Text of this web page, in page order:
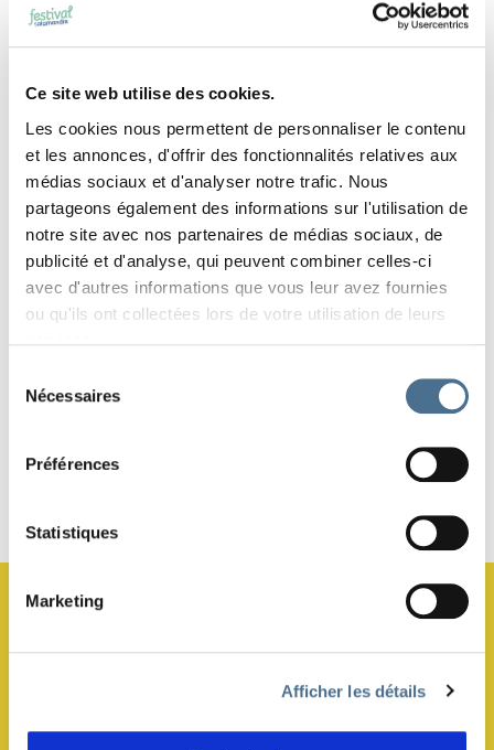
Ce site web utilise des cookies.
Les cookies nous permettent de personnaliser le contenu
et les annonces, d'offrir des fonctionnalités relatives aux
médias sociaux et d'analyser notre trafic. Nous
partageons également des informations sur l'utilisation de
notre site avec nos partenaires de médias sociaux, de
publicité et d'analyse, qui peuvent combiner celles-ci
avec d'autres informations que vous leur avez fournies
ou qu'ils ont collectées lors de votre utilisation de leurs
Nécessaires
Préférences
Statistiques
Marketing
Afficher les détails
QUEL EST LE SUPERPOUVOIR DE
CETTE ACTIVITÉ?
DÉCOUVRE LES PIGMENTS DANS LES PLANTES, À
QUOI ILS SERVENT AINSI QUE LA DIVERSITÉ DES
FORMES ET DES COULEURS DANS LA NATURE.
JE M’ABONNE À LA NEWSLETTER !